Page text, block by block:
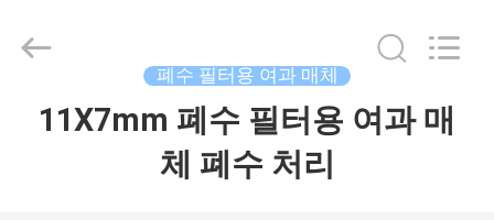
2021
폐수 필터용 여과 매체
11X7mm 폐수 필터용 여과 매
체 폐수 처리